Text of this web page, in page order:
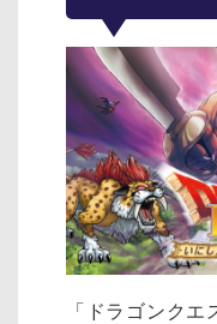
「ドラゴンク